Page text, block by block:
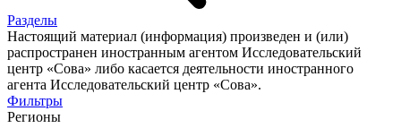
Разделы
Настоящий материал (информация) произведен и (или)
распространен иностранным агентом Исследовательский
центр «Сова» либо касается деятельности иностранного
агента Исследовательский центр «Сова».
Фильтры
Регионы